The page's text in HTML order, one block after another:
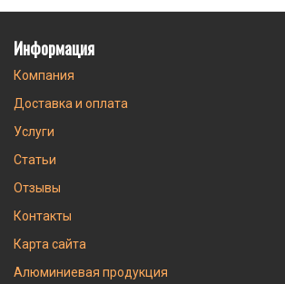
Информация
Компания
Доставка и оплата
Услуги
Статьи
Отзывы
Контакты
Карта сайта
Алюминиевая продукция